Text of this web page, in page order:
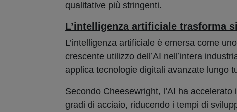
qualitative più stringenti.
L’intelligenza artificiale trasforma
L’intelligenza artificiale è emersa come
crescente utilizzo dell’AI nell’intera
applica tecnologie digitali avanzate lungo
Secondo Cheesewright, l’AI ha
gradi di acciaio, riducendo i tempi di